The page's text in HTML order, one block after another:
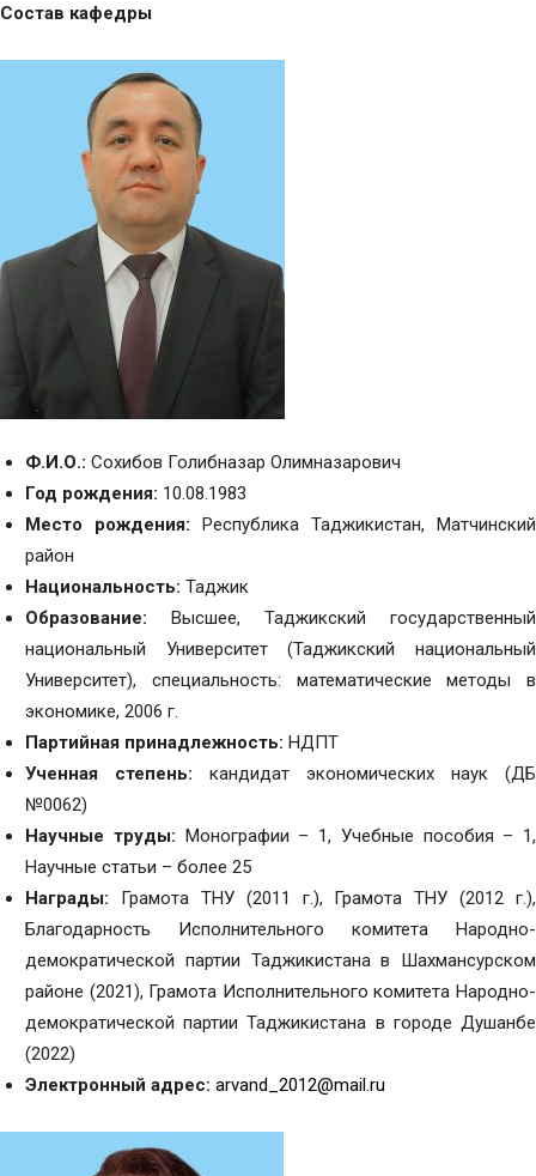
Состав кафедры
Ф.И.О.: Сохибов Голибназар Олимназарович
Год рождения: 10.08.1983
Место рождения: Республика Таджикистан, Матчинский
район
Национальность: Таджик
Образование: Высшее, Таджикский государственный
национальный Университет (Таджикский национальный
Университет), специальность: математические методы в
экономике, 2006 г.
Партийная принадлежность: НДПТ
Ученная степень: кандидат экономических наук (ДБ
№0062)
Научные труды: Монографии – 1, Учебные пособия – 1,
Научные статьи – более 25
Награды: Грамота ТНУ (2011 г.), Грамота ТНУ (2012 г.),
Благодарность Исполнительного комитета Народно-
демократической партии Таджикистана в Шахмансурском
районе (2021), Грамота Исполнительного комитета Народно-
демократической партии Таджикистана в городе Душанбе
(2022)
Электронный адрес: arvand_2012@mail.ru